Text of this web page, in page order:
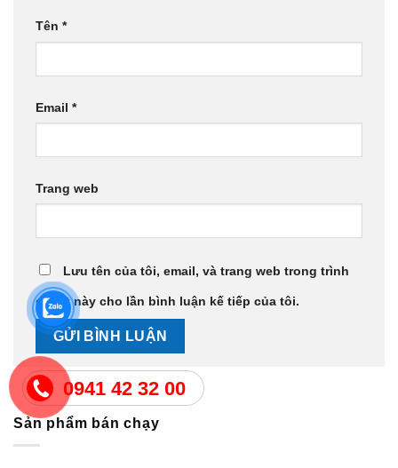
0941 42 32 00
Tên *
Email *
Trang web
Lưu tên của tôi, email, và trang web trong trình
duyệt này cho lần bình luận kế tiếp của tôi.
Sản phẩm bán chạy